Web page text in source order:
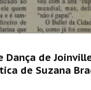
Dança de
de Suzana